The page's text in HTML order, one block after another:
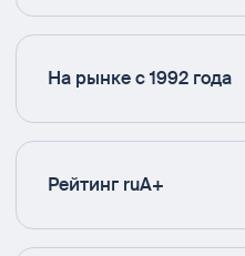
На рынке с 1992 года
Рейтинг ruA+